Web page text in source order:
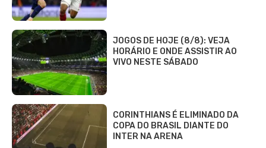
JOGOS DE HOJE (8/8): VEJA
HORÁRIO E ONDE ASSISTIR AO
VIVO NESTE SÁBADO
CORINTHIANS É ELIMINADO DA
COPA DO BRASIL DIANTE DO
INTER NA ARENA